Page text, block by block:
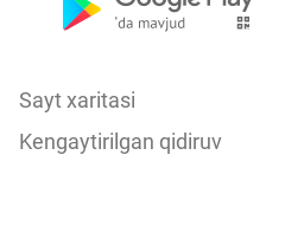
Sayt xaritasi
Kengaytirilgan qidiruv